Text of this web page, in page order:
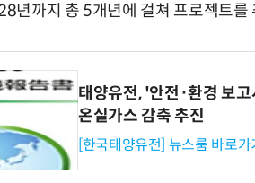
년까지 총 5개년에 걸쳐 프로젝트를
태양유전, '안전·환경 보
온실가스 감축 추진
[한국태양유전] 뉴스룸 바로가